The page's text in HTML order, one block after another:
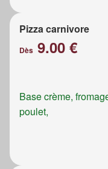
Pizza carnivore
Dès 9.00 €
Base crème,
poulet,